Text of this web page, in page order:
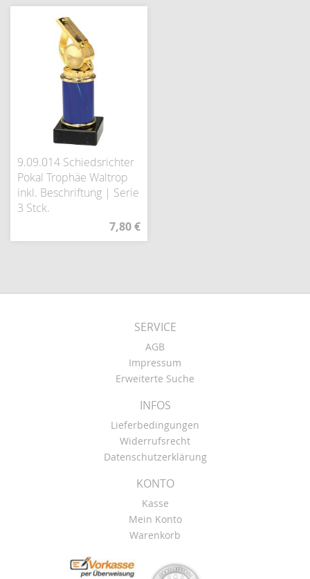
9.09.014 Schiedsrichter
Pokal Trophäe Waltrop
inkl. Beschriftung | Serie
3 Stck.
7,80 €
SERVICE
AGB
Impressum
Erweiterte Suche
INFOS
Lieferbedingungen
Widerrufsrecht
Datenschutzerklärung
KONTO
Kasse
Mein Konto
Warenkorb